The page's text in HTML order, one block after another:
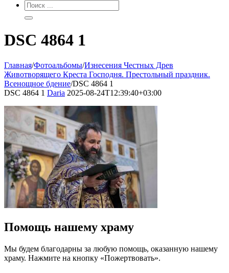
DSC 4864 1
Главная/Фотоальбомы/Изнесения Честных Древ
Животворящего Креста Господня. Престольный праздник.
Всенощное бдение/DSC 4864 1
DSC 4864 1 Daria 2025-08-24T12:39:40+03:00
Помощь нашему храму
Мы будем благодарны за любую помощь, оказанную нашему
храму. Нажмите на кнопку «Пожертвовать».